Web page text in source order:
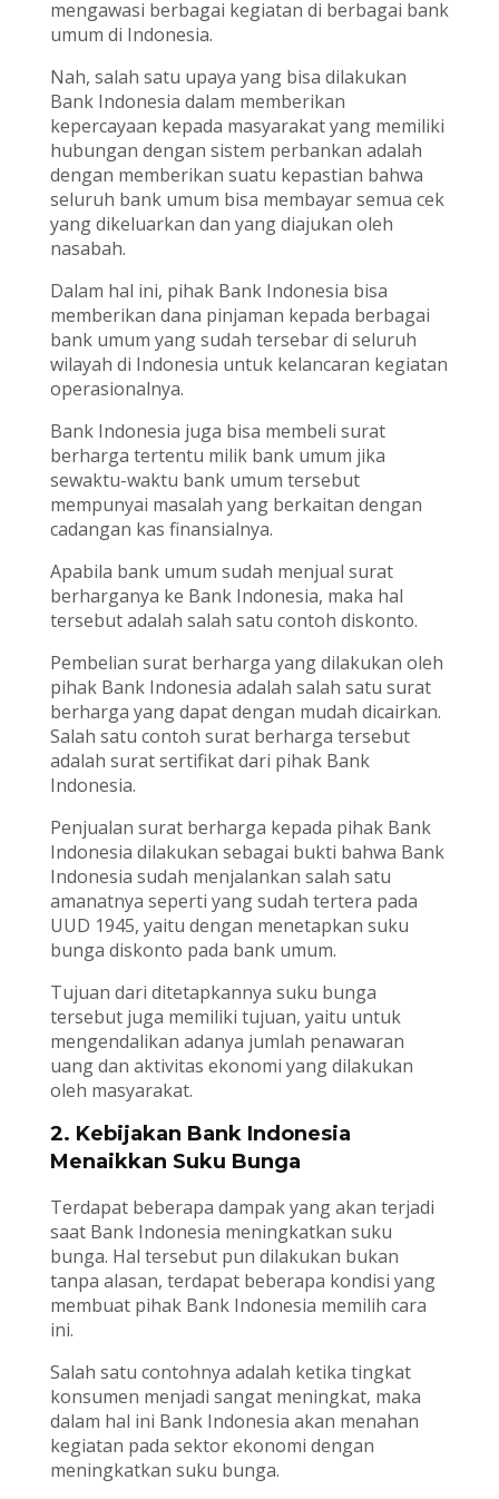
mengawasi berbagai kegiatan di berbagai bank
umum di Indonesia.
Nah, salah satu upaya yang bisa dilakukan
Bank Indonesia dalam memberikan
kepercayaan kepada masyarakat yang memiliki
hubungan dengan sistem perbankan adalah
dengan memberikan suatu kepastian bahwa
seluruh bank umum bisa membayar semua cek
yang dikeluarkan dan yang diajukan oleh
nasabah.
Dalam hal ini, pihak Bank Indonesia bisa
memberikan dana pinjaman kepada berbagai
bank umum yang sudah tersebar di seluruh
wilayah di Indonesia untuk kelancaran kegiatan
operasionalnya.
Bank Indonesia juga bisa membeli surat
berharga tertentu milik bank umum jika
sewaktu-waktu bank umum tersebut
mempunyai masalah yang berkaitan dengan
cadangan kas finansialnya.
Apabila bank umum sudah menjual surat
berharganya ke Bank Indonesia, maka hal
tersebut adalah salah satu contoh diskonto.
Pembelian surat berharga yang dilakukan oleh
pihak Bank Indonesia adalah salah satu surat
berharga yang dapat dengan mudah dicairkan.
Salah satu contoh surat berharga tersebut
adalah surat sertifikat dari pihak Bank
Indonesia.
Penjualan surat berharga kepada pihak Bank
Indonesia dilakukan sebagai bukti bahwa Bank
Indonesia sudah menjalankan salah satu
amanatnya seperti yang sudah tertera pada
UUD 1945, yaitu dengan menetapkan suku
bunga diskonto pada bank umum.
Tujuan dari ditetapkannya suku bunga
tersebut juga memiliki tujuan, yaitu untuk
mengendalikan adanya jumlah penawaran
uang dan aktivitas ekonomi yang dilakukan
oleh masyarakat.
2. Kebijakan Bank Indonesia
Menaikkan Suku Bunga
Terdapat beberapa dampak yang akan terjadi
saat Bank Indonesia meningkatkan suku
bunga. Hal tersebut pun dilakukan bukan
tanpa alasan, terdapat beberapa kondisi yang
membuat pihak Bank Indonesia memilih cara
ini.
Salah satu contohnya adalah ketika tingkat
konsumen menjadi sangat meningkat, maka
dalam hal ini Bank Indonesia akan menahan
kegiatan pada sektor ekonomi dengan
meningkatkan suku bunga.